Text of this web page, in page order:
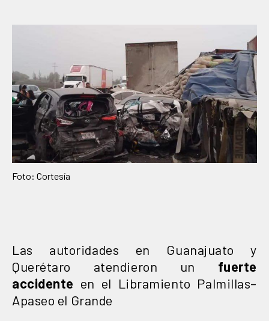
Foto: Cortesía
Las autoridades en Guanajuato y
Querétaro atendieron un fuerte
accidente en el Libramiento Palmillas–
Apaseo el Grande